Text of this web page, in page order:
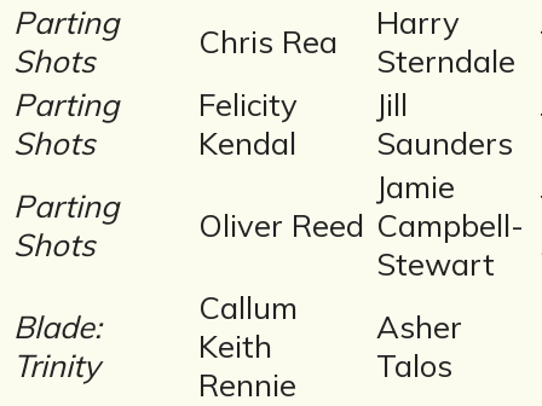
Parting
Shots
Chris Rea
Harry
Sterndale
Parting
Shots
Felicity
Kendal
Jill
Saunders
Parting
Shots
Oliver Reed
Jamie
Campbell-
Stewart
Blade:
Trinity
Callum
Keith
Rennie
Asher
Talos